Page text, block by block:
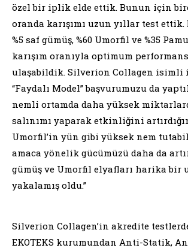
özel bir iplik elde ettik. Bunun için
oranda karışımı uzun yıllar test
%5 saf gümüş, %60 Umorfil ve %35
karışım oranıyla optimum
ulaşabildik. Silverion Collagen
“Faydalı Model” başvurumuzu da
nemli ortamda daha yüksek
salınımı yaparak etkinliğini
Umorfil’in yün gibi yüksek nem
amaca yönelik gücümüzü daha da
gümüş ve Umorfil elyafları harika bir
yakalamış oldu.”
Silverion Collagen’in akredite
EKOTEKS kurumundan Anti-Statik,